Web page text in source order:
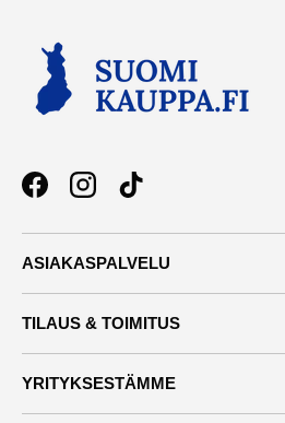
FacebookInstagramTikTok
ASIAKASPALVELU
TILAUS & TOIMITUS
YRITYKSESTÄMME